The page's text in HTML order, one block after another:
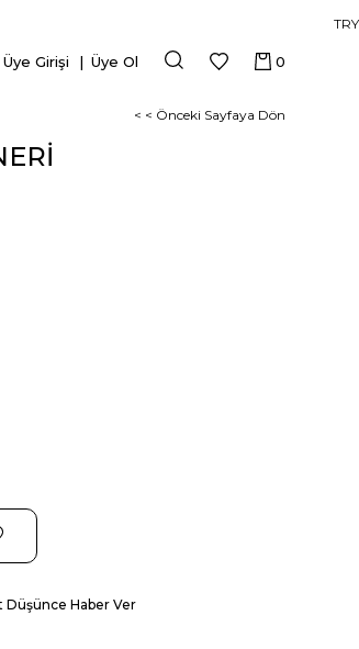
TRY
0
Üye Girişi Üye Ol
< < Önceki Sayfaya Dön
Düşünce Haber Ver